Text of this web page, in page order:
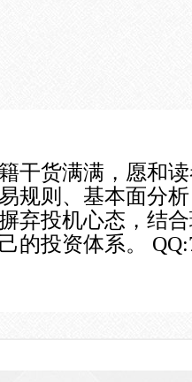
干货满满，愿和
规则、基本面分
弃投机心态，结
的投资体系。